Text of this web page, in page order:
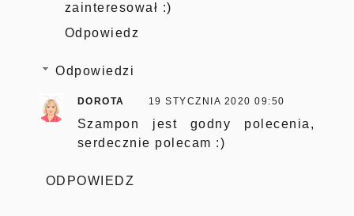
zainteresował :)
Odpowiedz
Odpowiedzi
DOROTA 19 STYCZNIA 2020 09:50
Szampon jest godny polecenia,
serdecznie polecam :)
ODPOWIEDZ